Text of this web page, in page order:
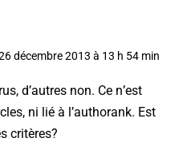
décembre 2013 à 13 h 54 min
d’autres non. Ce n’est
ni lié à l’authorank. Est
critères?